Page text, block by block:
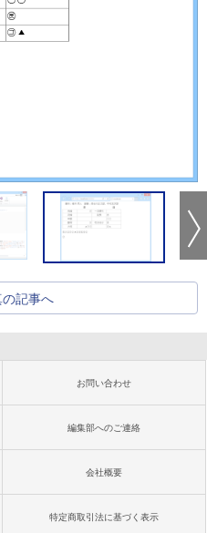
の記事へ
お問い合わせ
編集部へのご連絡
会社概要
特定商取引法に基づく表示